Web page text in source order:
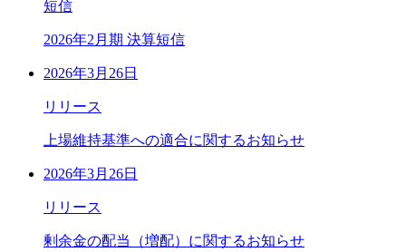
短信
2026年2月期 決算短信
2026年3月26日
リリース
上場維持基準への適合に関するお知らせ
2026年3月26日
リリース
剰余金の配当（増配）に関するお知らせ